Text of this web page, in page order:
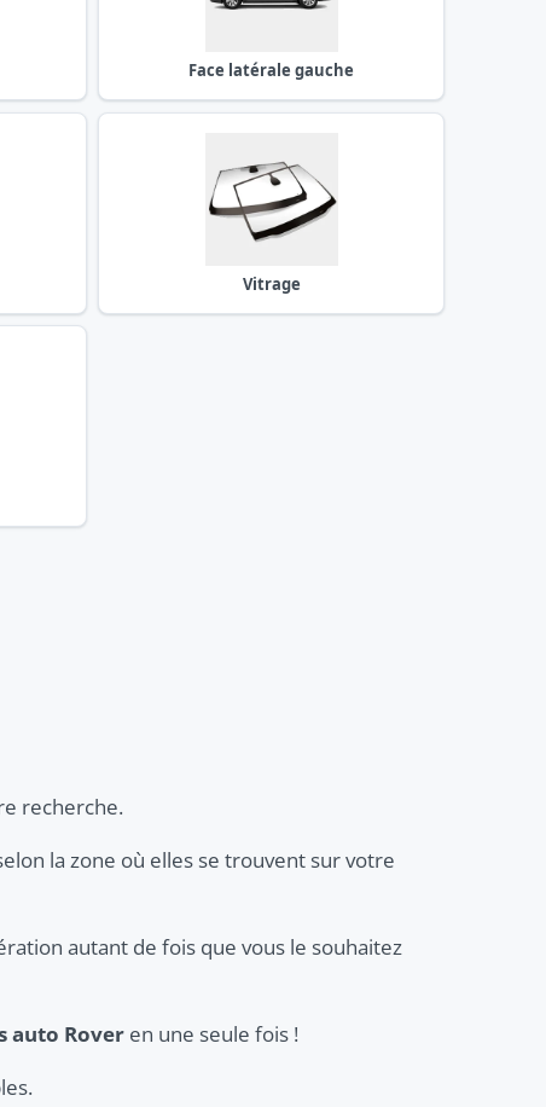
Face latérale gauche
Vitrage
recherche.
la zone où elles se trouvent sur votre
autant de fois que vous le souhaitez
auto Rover en une seule fois !